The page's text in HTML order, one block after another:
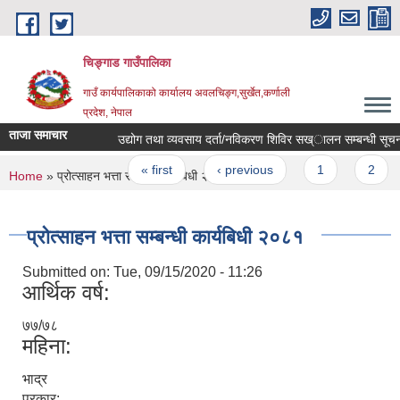
Skip to main content
चिङ्गाड गाउँपालिका
गाउँ कार्यपालिकाको कार्यालय अवलचिङ्ग,सुर्खेत,कर्णाली
प्रदेश, नेपाल
ताजा समाचार उद्योग तथा व्यवसाय दर्ता/नविकरण शिविर सख्ालन सम्बन्धी
Pages
« first ‹ previous
You are here
Home » प्रोत्साहन भत्ता सम्बन्धी कार्यबिधी २०८१
प्रोत्साहन भत्ता सम्बन्धी कार्यबिधी २०८१
Submitted on: Tue, 09/15/2020 - 11:26
आर्थिक वर्ष:
७७/७८
महिना:
भाद्र